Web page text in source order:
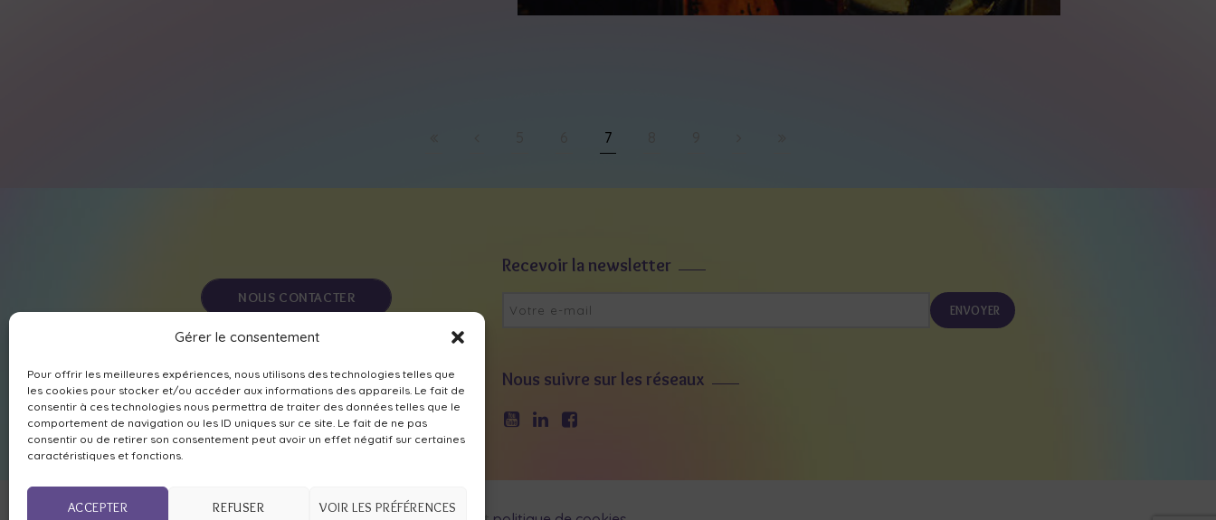
Gérer le consentement
Pour offrir les meilleures expériences, nous utilisons des technologies telles que
les cookies pour stocker et/ou accéder aux informations des appareils. Le fait de
consentir à ces technologies nous permettra de traiter des données telles que le
comportement de navigation ou les ID uniques sur ce site. Le fait de ne pas
consentir ou de retirer son consentement peut avoir un effet négatif sur certaines
caractéristiques et fonctions.
ACCEPTER REFUSER VOIR LES PRÉFÉRENCES
7
NOUS CONTACTER
Recevoir la newsletter
Nous suivre sur les réseaux